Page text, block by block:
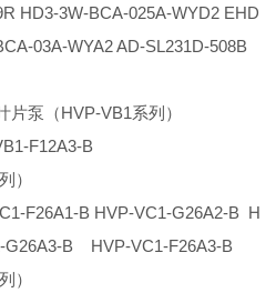
HD3-3W-BCA-025A-WYD2 EHD
03A-WYA2 AD-SL231D-508B
泵（HVP-VB1系列）
F12A3-B
）
F26A1-B HVP-VC1-G26A2-B H
G26A3-B HVP-VC1-F26A3-B
）